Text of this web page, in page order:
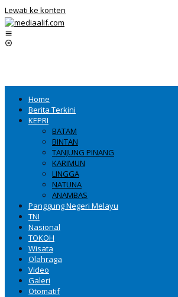
Lewati ke konten
Home
Berita Terkini
KEPRI
BATAM
BINTAN
TANJUNG PINANG
KARIMUN
LINGGA
NATUNA
ANAMBAS
Panggung Negeri Melayu
TNI
Nasional
TOKOH
Wisata
Olahraga
Video
Galeri
Otomatif